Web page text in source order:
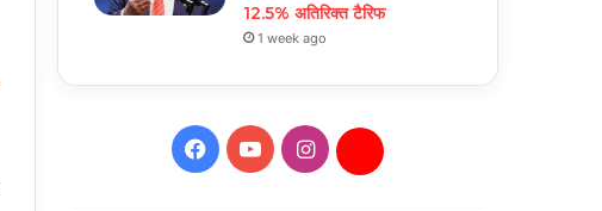
12.5% अतिरिक्त टैरिफ
1 week ago
Facebook
YouTubeInstagramDaily